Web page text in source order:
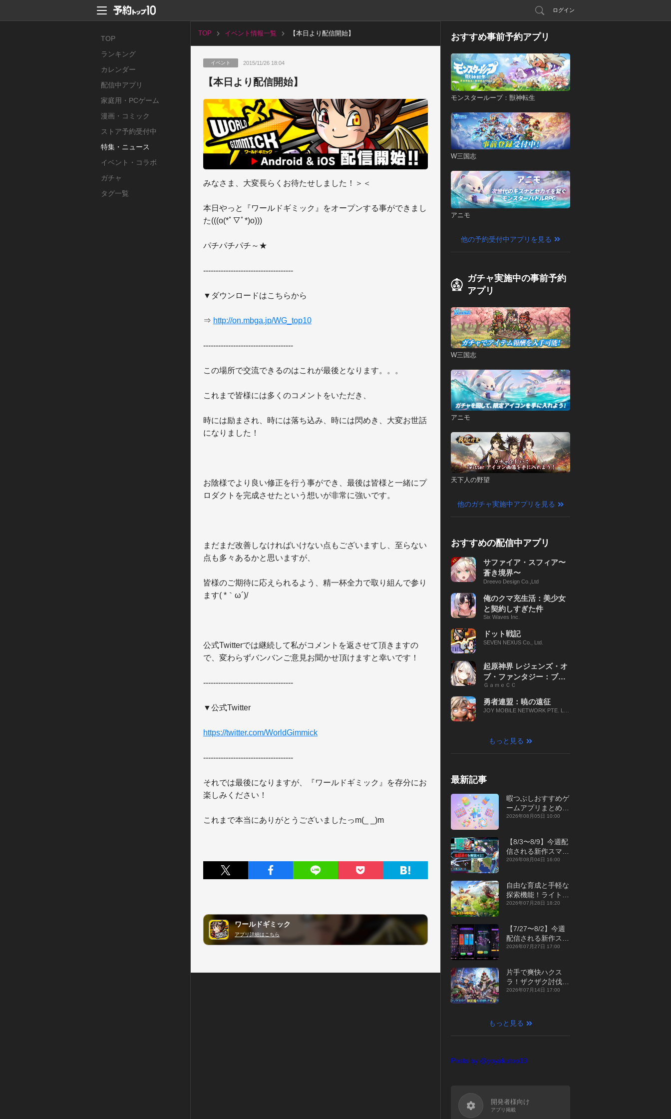
ログイン
TOP
ランキング
カレンダー
配信中アプリ
家庭用・PCゲーム
漫画・コミック
ストア予約受付中
特集・ニュース
イベント・コラボ
ガチャ
タグ一覧
TOP イベント情報一覧 【本日より配信開始】
イベント 2015/11/26 18:04
【本日より配信開始】
みなさま、大変長らくお待たせしました！＞＜
本日やっと『ワールドギミック』をオープンする事ができまし
た(((o(*ﾟ▽ﾟ*)o)))
パチパチパチ～★
------------------------------------
▼ダウンロードはこちらから
⇒ http://on.mbga.jp/WG_top10
------------------------------------
この場所で交流できるのはこれが最後となります。。。
これまで皆様には多くのコメントをいただき、
時には励まされ、時には落ち込み、時には閃めき、大変お世話
になりました！
お陰様でより良い修正を行う事ができ、最後は皆様と一緒にプ
ロダクトを完成させたという想いが非常に強いです。
まだまだ改善しなければいけない点もございますし、至らない
点も多々あるかと思いますが、
皆様のご期待に応えられるよう、精一杯全力で取り組んで参り
ます( *｀ω´)/
公式Twitterでは継続して私がコメントを返させて頂きますの
で、変わらずバンバンご意見お聞かせ頂けますと幸いです！
------------------------------------
▼公式Twitter
https://twitter.com/WorldGimmick
------------------------------------
それでは最後になりますが、『ワールドギミック』を存分にお
楽しみください！
これまで本当にありがとうございましたっm(_ _)m
ワールドギミック
アプリ詳細はこちら
おすすめ事前予約アプリ
モンスターループ：獣神転生
W三国志
アニモ
他の予約受付中アプリを見る
ガチャ実施中の事前予約
アプリ
W三国志
アニモ
天下人の野望
他のガチャ実施中アプリを見る
おすすめの配信中アプリ
サファイア・スフィア〜
蒼き境界〜
Dreevo Design Co.,Ltd
俺のクマ充生活：美少女
と契約しすぎた件
Six Waves Inc.
ドット戦記
SEVEN NEXUS Co., Ltd.
起原神界 レジェンズ・オ
ブ・ファンタジー：ブレ
イブ X
ＧａｍｅＣＣ
勇者連盟：暁の遠征
JOY MOBILE NETWORK PTE. LT
もっと見る
最新記事
暇つぶしおすすめゲ
ームアプリまとめ｜
オフライン対応あり
2026年08月05日 10:00
【8/3〜8/9】今週配
信される新作スマホ
ゲームをまとめてお
2026年08月04日 16:00
自由な育成と手軽な
探索機能！ライトカ
ジュアルMMORPG
征』【最新作PICKU
P】
2026年07月28日 18:20
【7/27〜8/2】今週
配信される新作スマ
ホゲームをまとめて
年】
2026年07月27日 17:00
片手で爽快ハクス
ラ！ザクザク討伐し
て神装備を集める放
【最新作PICKUP】
2026年07月14日 17:00
もっと見る
Posts by @yoyakutop10
開発者様向け
アプリ掲載